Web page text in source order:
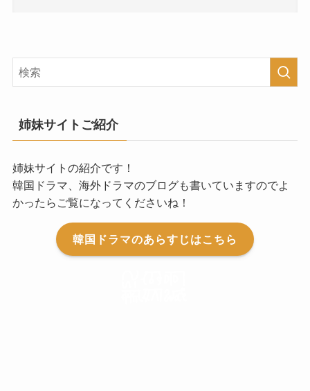
姉妹サイトご紹介
姉妹サイトの紹介です！
韓国ドラマ、海外ドラマのブログも書いていますのでよ
かったらご覧になってくださいね！
韓国ドラマのあらすじはこちら